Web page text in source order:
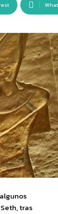
tras